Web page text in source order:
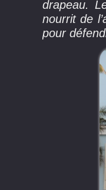
drapeau.
nourrit de
pour